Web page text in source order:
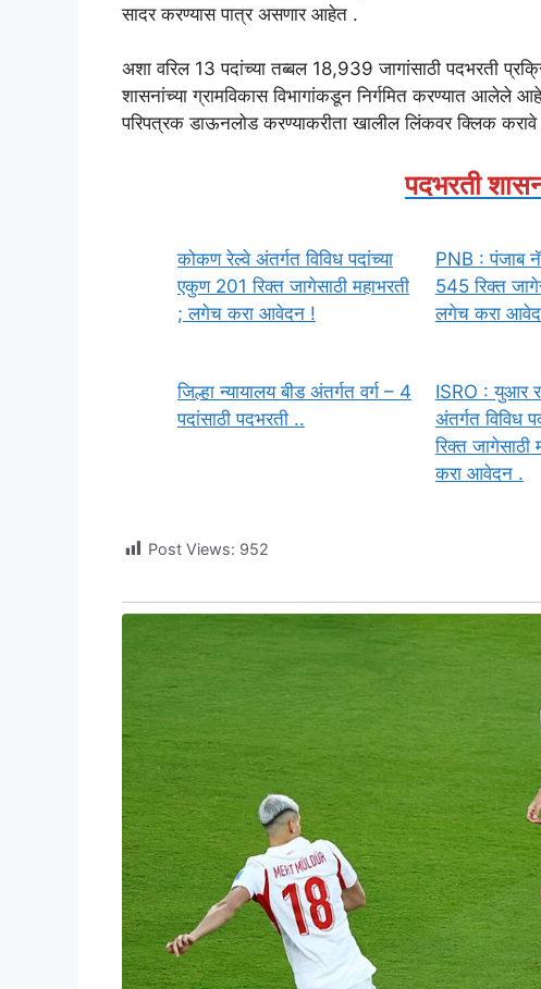
सादर करण्यास पात्र असणार आहेत .
अशा वरिल 13 पदांच्या तब्बल 18,939 जागांसाठी पदभरती
शासनांच्या ग्रामविकास विभागांकडून निर्गमित करण्यात आलेले
परिपत्रक डाऊनलोड करण्याकरीता खालील लिंकवर क्लिक करावे
पदभरती
कोकण रेल्वे अंतर्गत विविध पदांच्या
एकुण 201 रिक्त जागेसाठी महाभरती
; लगेच करा आवेदन !
PNB : पंजाब
545 रिक्त
लगेच करा
जिल्हा न्यायालय बीड अंतर्गत वर्ग – 4
पदांसाठी पदभरती ..
ISRO : युआर
अंतर्गत विविध
रिक्त
करा आवेदन .
Post Views: 952